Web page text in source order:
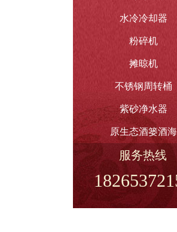
水冷冷却器
粉碎机
摊晾机
不锈钢周转桶
紫砂净水器
原生态酒篓酒海
服务热线